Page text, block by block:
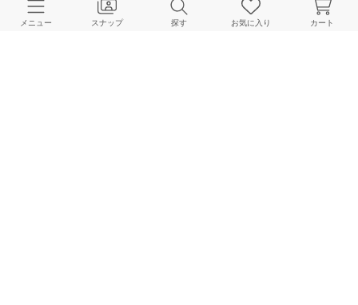
メニュー スナップ 探す お気に入り カート